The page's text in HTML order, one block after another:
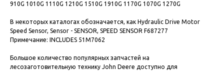
910G 1010G 1110G 1210G 1510G 1910G 1170G 1070G 1270G
В некоторых каталогах обозначается, как Hydraulic Drive Motor
Speed Sensor, Sensor - SENSOR, SPEED SENSOR F687277
Примечание: INCLUDES 51M7062
Большое количество популярных запчастей на
лесозаготовительную технику John Deere доступно для